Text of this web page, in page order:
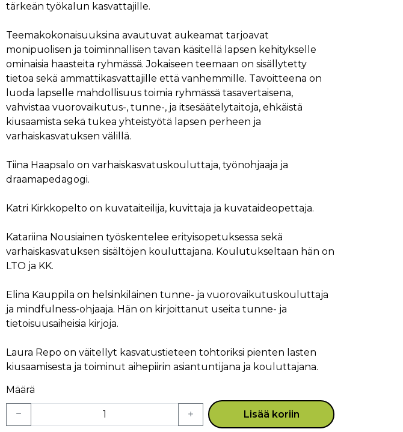
tärkeän työkalun kasvattajille.
Teemakokonaisuuksina avautuvat aukeamat tarjoavat
monipuolisen ja toiminnallisen tavan käsitellä lapsen kehitykselle
ominaisia haasteita ryhmässä. Jokaiseen teemaan on sisällytetty
tietoa sekä ammattikasvattajille että vanhemmille. Tavoitteena on
luoda lapselle mahdollisuus toimia ryhmässä tasavertaisena,
vahvistaa vuorovaikutus-, tunne-, ja itsesäätelytaitoja, ehkäistä
kiusaamista sekä tukea yhteistyötä lapsen perheen ja
varhaiskasvatuksen välillä.
Tiina Haapsalo on varhaiskasvatuskouluttaja, työnohjaaja ja
draamapedagogi.
Katri Kirkkopelto on kuvataiteilija, kuvittaja ja kuvataideopettaja.
Katariina Nousiainen työskentelee erityisopetuksessa sekä
varhaiskasvatuksen sisältöjen kouluttajana. Koulutukseltaan hän on
LTO ja KK.
Elina Kauppila on helsinkiläinen tunne- ja vuorovaikutuskouluttaja
ja mindfulness-ohjaaja. Hän on kirjoittanut useita tunne- ja
tietoisuusaiheisia kirjoja.
Laura Repo on väitellyt kasvatustieteen tohtoriksi pienten lasten
kiusaamisesta ja toiminut aihepiirin asiantuntijana ja kouluttajana.
Määrä
Lisää koriin